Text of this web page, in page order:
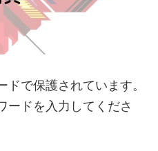
で保護されています。
ードを入力してくださ